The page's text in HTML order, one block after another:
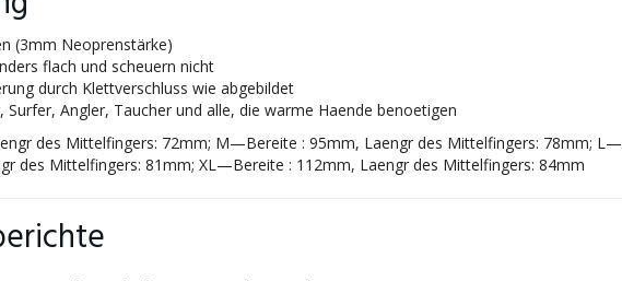
(3mm Neoprenstärke)
flach und scheuern nicht
durch Klettverschluss wie abgebildet
Surfer, Angler, Taucher und alle, die warme Haende benoetigen
des Mittelfingers: 72mm; M—Bereite : 95mm, Laengr des Mittelfingers: 78mm; L—
des Mittelfingers: 81mm; XL—Bereite : 112mm, Laengr des Mittelfingers: 84mm